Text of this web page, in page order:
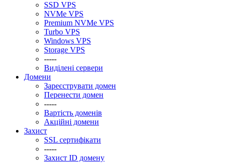
SSD VPS
NVMe VPS
Premium NVMe VPS
Turbo VPS
Windows VPS
Stоrage VPS
-----
Виділені сервери
Домени
Зареєструвати домен
Перенести домен
-----
Вартість доменів
Акційні домени
Захист
SSL сертифікати
-----
Захист ID домену